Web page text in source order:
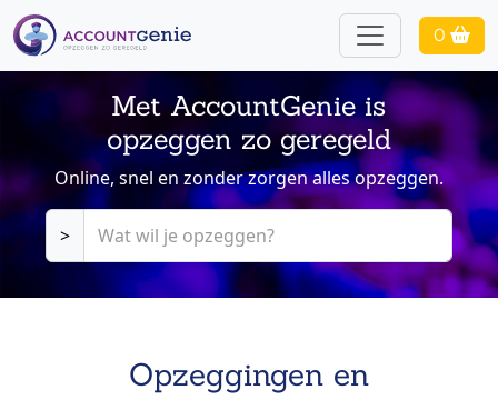
0
Met AccountGenie is
opzeggen zo geregeld
Online, snel en zonder zorgen alles opzeggen.
>
Opzeggingen en